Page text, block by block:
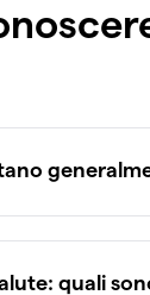
quali